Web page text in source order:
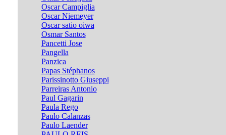
Oscar Campiglia
Oscar Niemeyer
Oscar satio oiwa
Osmar Santos
Pancetti Jose
Pangella
Panzica
Papas Stéphanos
Parissinotto Giuseppi
Parreiras Antonio
Paul Gagarin
Paula Rego
Paulo Calanzas
Paulo Laender